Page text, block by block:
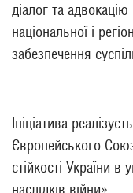
діалог та
національної і
забезпечення
Ініціатива
Європейського
стійкості України
наслідків війни».